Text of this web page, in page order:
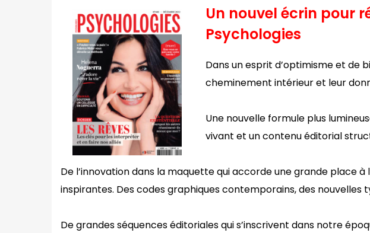
Un nouvel écrin pour
Psychologies
Dans un esprit d’optimisme et de
cheminement intérieur et leur
Une nouvelle formule plus
vivant et un contenu éditorial
De l’innovation dans la maquette qui accorde une grande place
inspirantes. Des codes graphiques contemporains, des nouvelles
De grandes séquences éditoriales qui s’inscrivent dans notre